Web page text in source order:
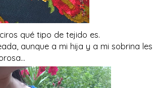
qué tipo de tejido es.
aunque a mi hija y a mi sobrina les